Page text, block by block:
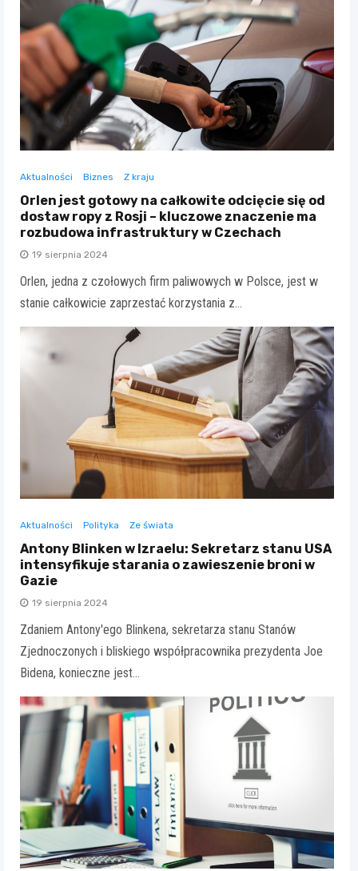
Aktualności Biznes Z kraju
Orlen jest gotowy na całkowite odcięcie się od
dostaw ropy z Rosji – kluczowe znaczenie ma
rozbudowa infrastruktury w Czechach
19 sierpnia 2024
Orlen, jedna z czołowych firm paliwowych w Polsce, jest w
stanie całkowicie zaprzestać korzystania z…
Aktualności Polityka Ze świata
Antony Blinken w Izraelu: Sekretarz stanu USA
intensyfikuje starania o zawieszenie broni w
Gazie
19 sierpnia 2024
Zdaniem Antony'ego Blinkena, sekretarza stanu Stanów
Zjednoczonych i bliskiego współpracownika prezydenta Joe
Bidena, konieczne jest…